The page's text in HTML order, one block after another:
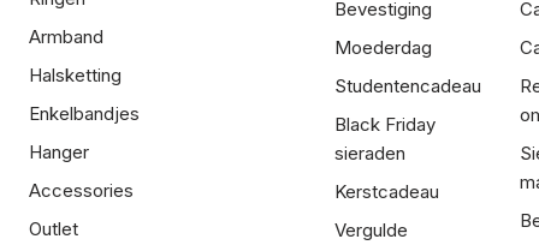
Armband
Halsketting
Enkelbandjes
Hanger
Accessories
Outlet
Bevestiging
Moederdag
Studentencadeau
Black Friday
sieraden
Kerstcadeau
Vergulde